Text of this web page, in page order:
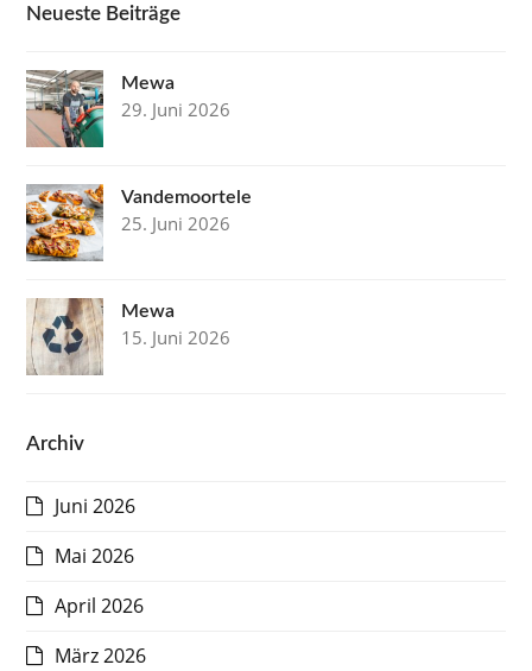
Neueste Beiträge
Mewa
29. Juni 2026
Vandemoortele
25. Juni 2026
Mewa
15. Juni 2026
Archiv
Juni 2026
Mai 2026
April 2026
März 2026